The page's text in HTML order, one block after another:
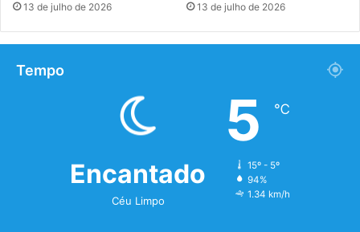
13 de julho de 2026 13 de julho de 2026
Tempo
Encantado
Céu Limpo
5 ℃
15º - 5º
94%
1.34 km/h